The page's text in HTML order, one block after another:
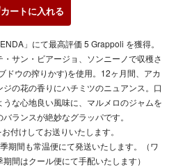
カートに入れる
」にて最高評価 5 Grappoli を獲得。
サン・ビアージョ、ソンニーノで収穫さ
ドウの搾りかす)を使用。12ヶ月間、アカ
の花の香りにハチミツのニュアンス。口
な心地良い風味に、マルメロのジャムを
ランスが絶妙なグラッパです。
付けしてお送りいたします。
期間も常温便にて発送いたします。（ワ
間はクール便にて手配いたします）